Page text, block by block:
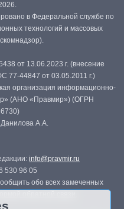
в Федеральной службе по
технологий и массовых
от 13.06.2023 г. (внесение
77-44847 от 03.05.2011 г.)
организация информационно-
(АНО «Правмир») (ОГРН
Данилова А.А.
info@pravmir.ru
530 96 05
обо всех замеченных